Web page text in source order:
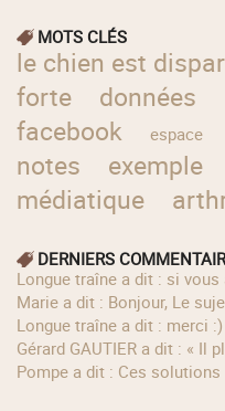
MOTS CLÉS
le chien est
forte
données
facebook
espace
notes
exemple
médiatique
DERNIERS
longue traîne a dit : si vous
Marie a dit : Bonjour, Le
longue traîne a dit : merci
Gérard GAUTIER a dit : « Il
Pompe a dit : Ces